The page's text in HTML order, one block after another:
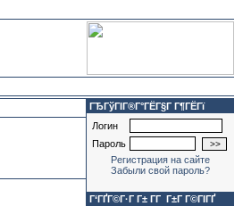
ГЂГўГІГ®Г°ГЁГ§Г Г¶ГЁГї
Логин
Пароль
Регистрация на сайте
Забыли свой пароль?
Г‘ГҐГ©Г·Г Г± Г­Г Г±Г Г©ГІГҐ